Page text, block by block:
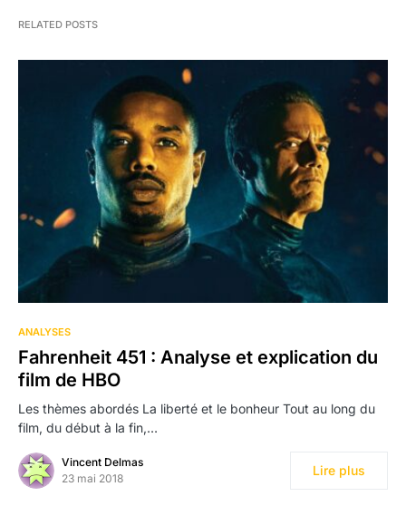
RELATED POSTS
ANALYSES
Fahrenheit 451 : Analyse et explication du
film de HBO
Les thèmes abordés La liberté et le bonheur Tout au long du
film, du début à la fin,…
Vincent Delmas
23 mai 2018
Lire plus